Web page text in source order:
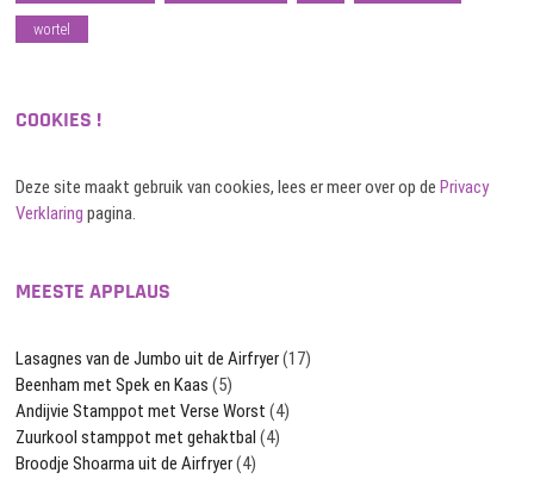
wortel
COOKIES !
Deze site maakt gebruik van cookies, lees er meer over op dePrivacy
Verklaring pagina.
MEESTE APPLAUS
Lasagnes van de Jumbo uit de Airfryer(17)
Beenham met Spek en Kaas (5)
Andijvie Stamppot met Verse Worst (4)
Zuurkool stamppot met gehaktbal (4)
Broodje Shoarma uit de Airfryer(4)